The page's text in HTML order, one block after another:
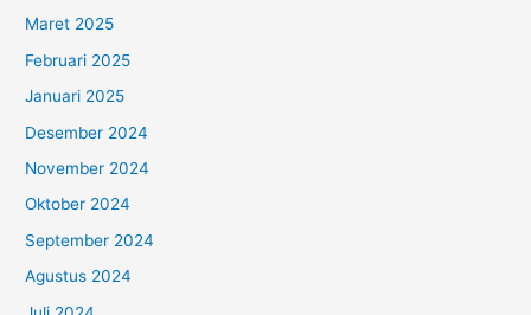
Maret 2025
Februari 2025
Januari 2025
Desember 2024
November 2024
Oktober 2024
September 2024
Agustus 2024